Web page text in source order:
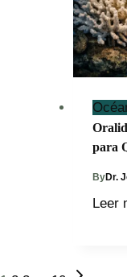
para
ByDr.
Leer